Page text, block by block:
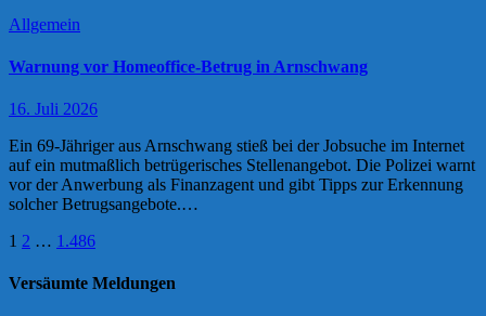
Allgemein
Warnung vor Homeoffice-Betrug in Arnschwang
16. Juli 2026
Ein 69-Jähriger aus Arnschwang stieß bei der Jobsuche im Internet
auf ein mutmaßlich betrügerisches Stellenangebot. Die Polizei warnt
vor der Anwerbung als Finanzagent und gibt Tipps zur Erkennung
solcher Betrugsangebote.…
Seitennummerierung
der
1 2 … 1.486
Versäumte Meldungen